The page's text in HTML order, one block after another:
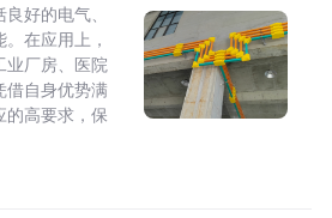
好的电气、
在应用上，
业厂房、医院
借自身优势满
的高要求，保